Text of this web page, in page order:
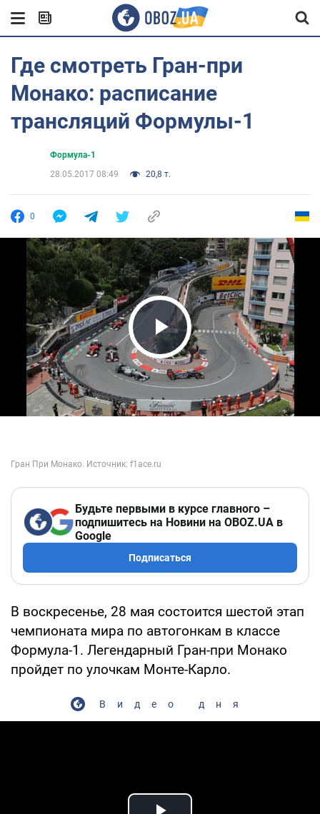
Где смотреть Гран-при
Монако: расписание
трансляций Формулы-1
Формула-1
28.05.2017 08:49
20,8 т.
0
Play Video
Будьте первыми в курсе главного –
подпишитесь на Новини на OBOZ.UA в
Google
Подписаться
В воскресенье, 28 мая состоится шестой этап
чемпионата мира по автогонкам в классе
Формула-1. Легендарный Гран-при Монако
пройдет по улочкам Монте-Карло.
Видео дня